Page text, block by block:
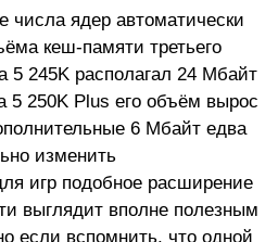
числа ядер автоматически
кеш-памяти третьего
5 245K располагал 24 Мбайт
5 250K Plus его объём вырос
6 Мбайт едва
изменить
игр подобное расширение
выглядит вполне полезным
если вспомнить, что одной